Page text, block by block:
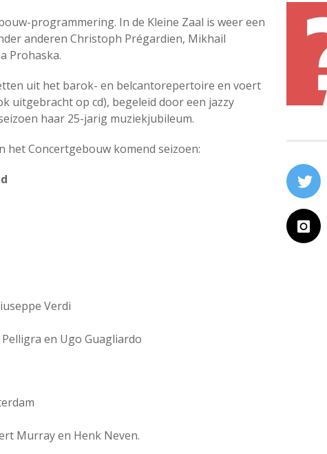
programmering. In de Kleine Zaal is weer een
anderen Christoph Prégardien, Mikhail
Prohaska.
uit het barok- en belcantorepertoire en voert
uitgebracht op cd), begeleid door een jazzy
haar 25-jarig muziekjubileum.
het Concertgebouw komend seizoen:
Verdi
en Ugo Guagliardo
Murray en Henk Neven.